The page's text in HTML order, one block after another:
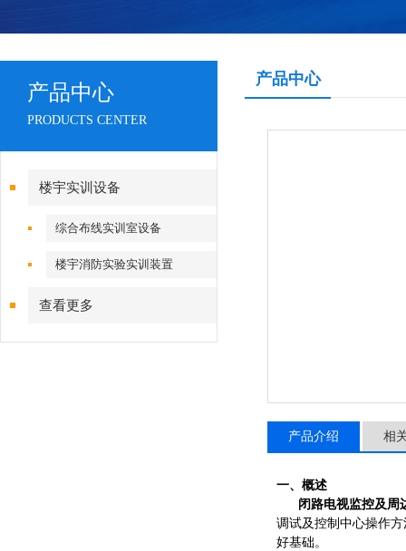
产品中心
PRODUCTS CENTER
楼宇实训设备
综合布线实训室设备
楼宇消防实验实训装置
查看更多
产品中心
产品介绍 相
一、概述
闭路电视监控及周
调试及控制中心操作
好基础。